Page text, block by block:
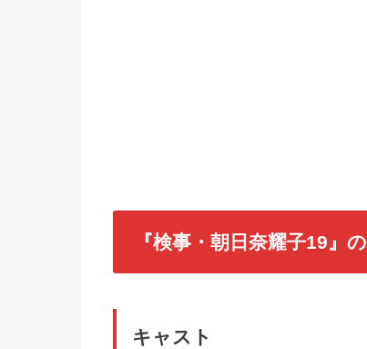
『検事・朝日奈耀子19』
キャスト